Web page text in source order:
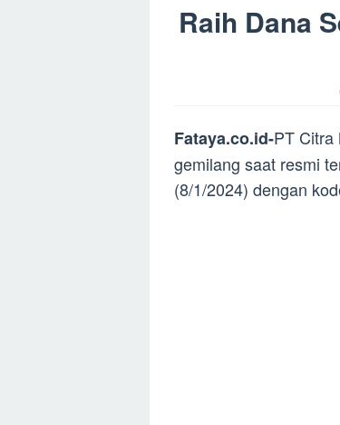
Raih Dana
Fataya.co.id-PT Citra
gemilang saat resmi
(8/1/2024) dengan